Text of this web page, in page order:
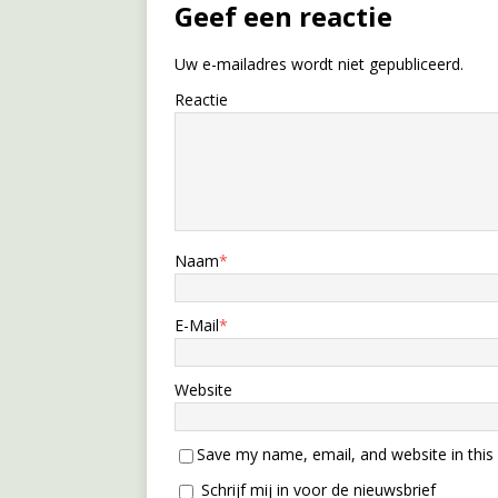
Geef een reactie
Uw e-mailadres wordt niet gepubliceerd.
Reactie
Naam*
E-Mail*
Website
Save my name, email, and website in
Schrijf mij in voor de nieuwsbrief